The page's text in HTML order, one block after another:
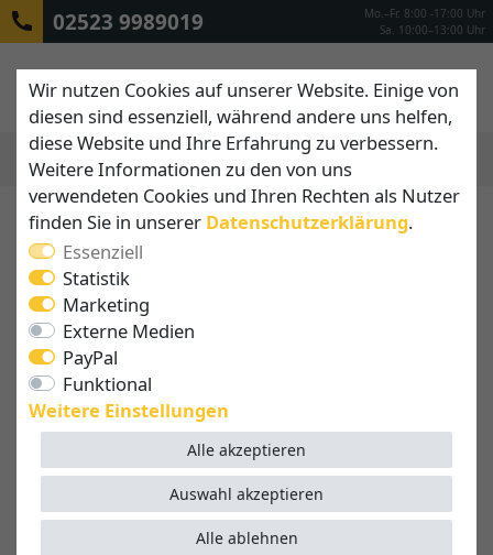
02523 9989019
Mo.–Fr. 8:00 -17:00 Uhr
Sa. 10:00–13:00 Uhr
Wir nutzen Cookies auf unserer Website. Einige von
diesen sind essenziell, während andere uns helfen,
diese Website und Ihre Erfahrung zu verbessern.
Weitere Informationen zu den von uns
verwendeten Cookies und Ihren Rechten als Nutzer
finden Sie in unserer Daten­schutz­erklärung.
Essenziell
Statistik
Marketing
Externe Medien
PayPal
Funktional
Weitere Einstellungen
Alle akzeptieren
Alle ablehnen
Auswahl akzeptieren